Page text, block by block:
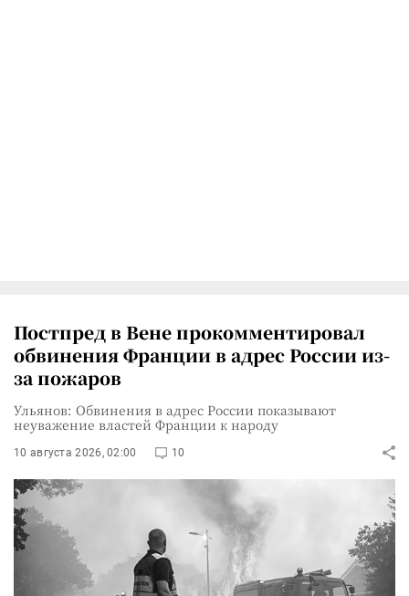
Постпред в Вене прокомментировал
обвинения Франции в адрес России из-
за пожаров
Ульянов: Обвинения в адрес России показывают
неуважение властей Франции к народу
10 августа 2026, 02:00 10